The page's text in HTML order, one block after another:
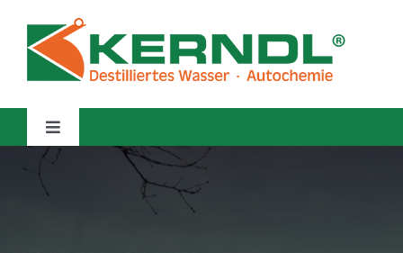
Inhalt
springen
Toggle
Navigation
Home